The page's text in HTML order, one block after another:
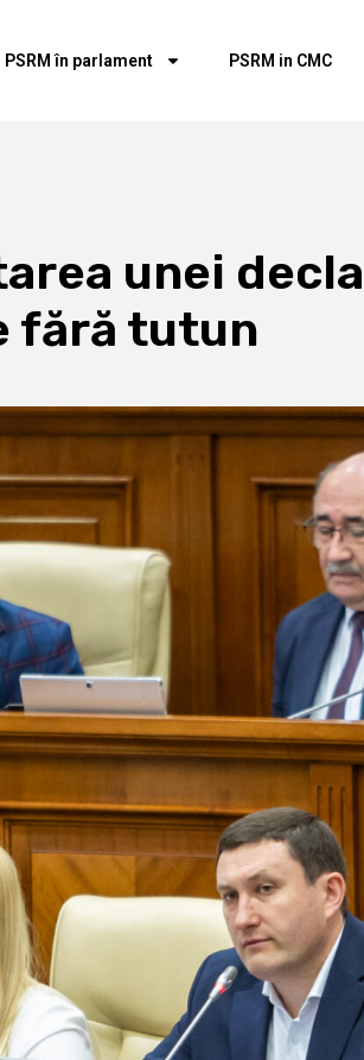
PSRM în parlament PSRM in CMC
unei
fără tutun